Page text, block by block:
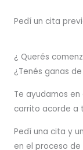
Pedí un cita
¿ Querés
¿Tenés ganas
Te ayudamos
carrito acorde a
Pedí una cita y
en el proceso de